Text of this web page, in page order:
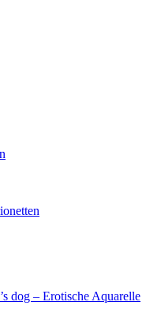
dog – Erotische Aquarelle